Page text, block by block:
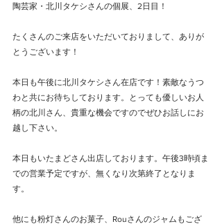
陶芸家・北川タケシさんの個展、2日目！
たくさんのご来店をいただいておりまして、ありが
とうございます！
本日も午後に北川タケシさん在店です！素敵なうつ
わと共にお待ちしております。とっても優しいお人
柄の北川さん、貴重な機会ですのでぜひお話しにお
越し下さい。
本日もいたまどさん出店しております。午後3時頃ま
での営業予定ですが、無くなり次第終了となりま
す。
他にも粉灯さんのお菓子、Rouさんのジャムもござ